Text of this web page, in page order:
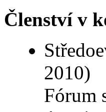
Členství v
2010)
Fórum